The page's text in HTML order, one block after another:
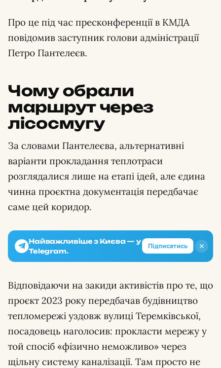
Про це під час пресконференції в КМДА
повідомив заступник голови адміністрації
Петро Пантелеєв.
Чому обрали
маршрут через
лісосмугу
За словами Пантелеєва, альтернативні
варіанти прокладання теплотраси
розглядалися лише на етапі ідей, але єдина
чинна проєктна документація передбачає
саме цей коридор.
✕
Найважливіше з Києва — у
Telegram.
Підписатись
Відповідаючи на закиди активістів про те, що
проєкт 2023 року передбачав будівництво
тепломережі уздовж вулиці Теремківської,
посадовець наголосив: прокласти мережу у
той спосіб «фізично неможливо» через
щільну систему каналізації. Там просто не